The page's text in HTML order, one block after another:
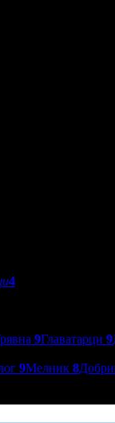
4
9Главатарци 9
9Мелник 8